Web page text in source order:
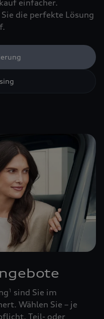
einfacher.
die perfekte Lösung
1
sind Sie im
Wählen Sie – je
Teil- oder